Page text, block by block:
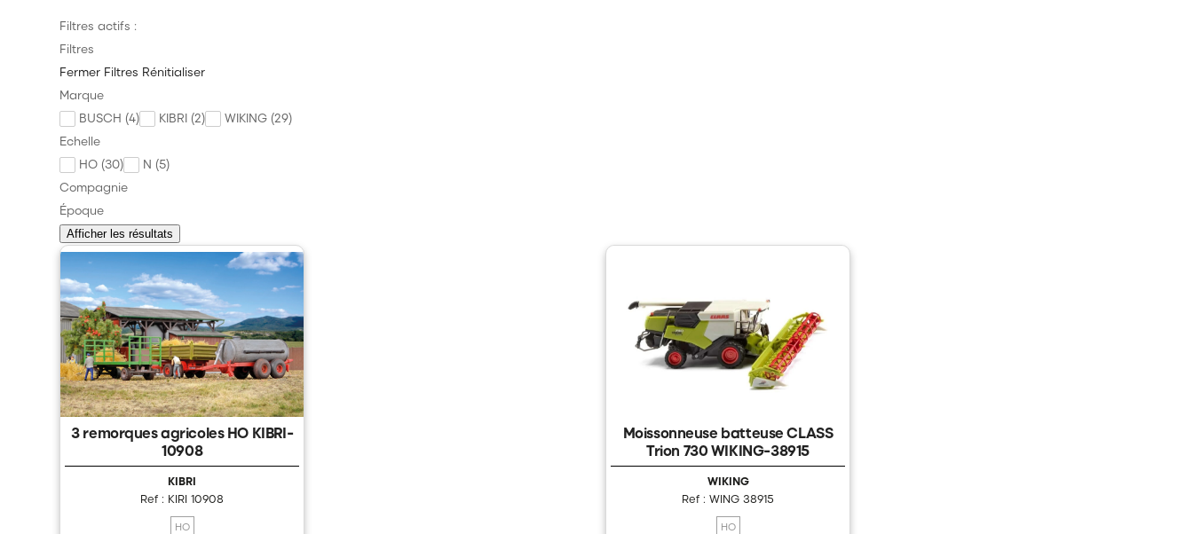
Filtres actifs :
Filtres
Fermer Filtres Rénitialiser
Marque
BUSCH (4)
KIBRI (2)
WIKING (29)
Echelle
HO (30)
N (5)
Compagnie
Époque
Afficher les résultats
3 remorques agricoles HO KIBRI-
10908
KIBRI
Ref : KIRI 10908
HO
Moissonneuse batteuse CLASS
Trion 730 WIKING-38915
WIKING
Ref : WING 38915
HO